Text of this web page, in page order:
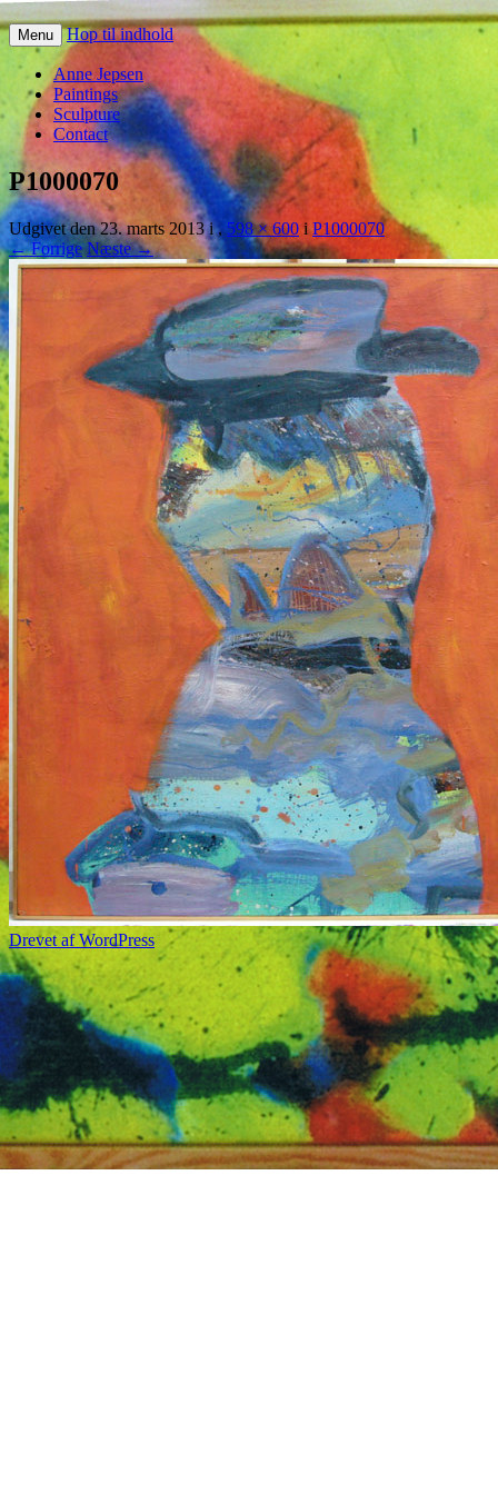
Menu Hop til indhold
Anne Jepsen
Paintings
Sculpture
Contact
P1000070
Udgivet den23. marts 2013i,598 × 600iP1000070
← Forrige Næste →
Drevet af WordPress